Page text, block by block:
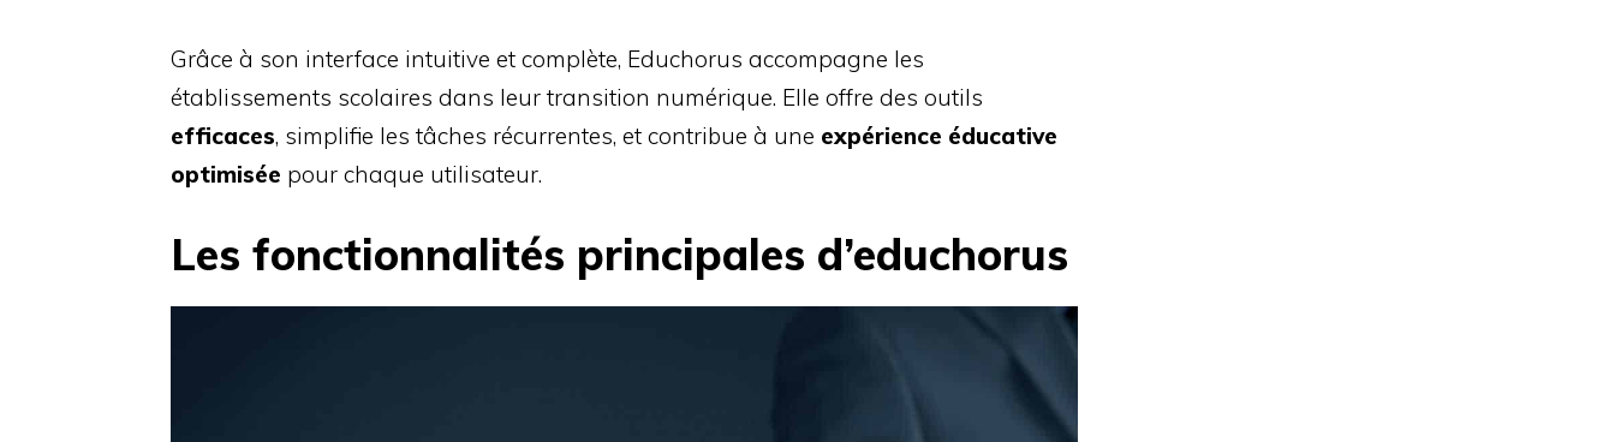
Grâce à son interface intuitive et complète, Educhorus accompagne les
établissements scolaires dans leur transition numérique. Elle offre des outils
efficaces, simplifie les tâches récurrentes, et contribue à une expérience éducative
optimisée pour chaque utilisateur.
Les fonctionnalités principales d’educhorus